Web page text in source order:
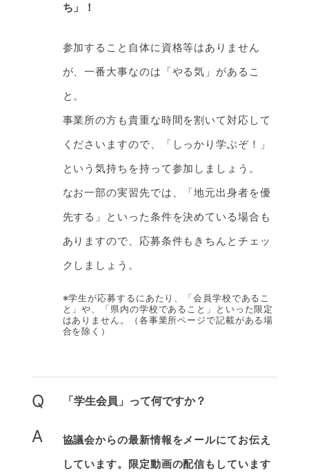
ち」！
参加すること自体に資格等はありません
が、一番大事なのは「やる気」があるこ
と。
事業所の方も貴重な時間を割いて対応して
くださいますので、「しっかり学ぶぞ！」
という気持ちを持って参加しましょう。
なお一部の実習先では、「地元出身者を優
先する」といった条件を決めている場合も
ありますので、応募条件もきちんとチェッ
クしましょう。
※学生が応募するにあたり、「会員学校であるこ
と」や、「県内の学校であること」といった限定
はありません。（各事業所ページで記載がある場
合を除く）
Q 「学生会員」って何ですか？
A
協議会からの最新情報をメールにてお伝え
しています。限定動画の配信もしています